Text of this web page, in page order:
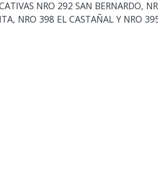
NRO 292 SAN BERNARDO,
NRO 398 EL CASTAÑAL Y NRO